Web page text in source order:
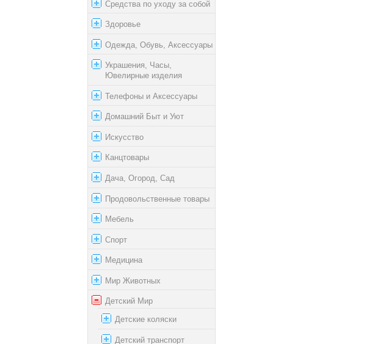
Средства по уходу за собой
Здоровье
Одежда, Обувь, Аксессуары
Украшения, Часы,
Ювелирные изделия
Телефоны и Аксессуары
Домашний Быт и Уют
Искусство
Канцтовары
Дача, Огород, Сад
Продовольственные товары
Мебель
Спорт
Медицина
Мир Животных
Детский Мир
Детские коляски
Детский транспорт